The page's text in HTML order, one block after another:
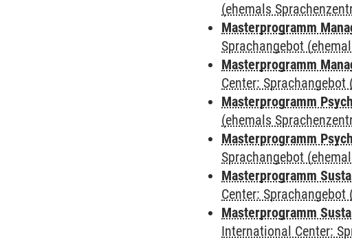
(ehemals
Masterprogramm
Sprachangebot
Masterprogramm
Center: Sprachangebot
Masterprogramm
(ehemals
Masterprogramm
Sprachangebot
Masterprogramm
Center: Sprachangebot
Masterprogramm
International Center: